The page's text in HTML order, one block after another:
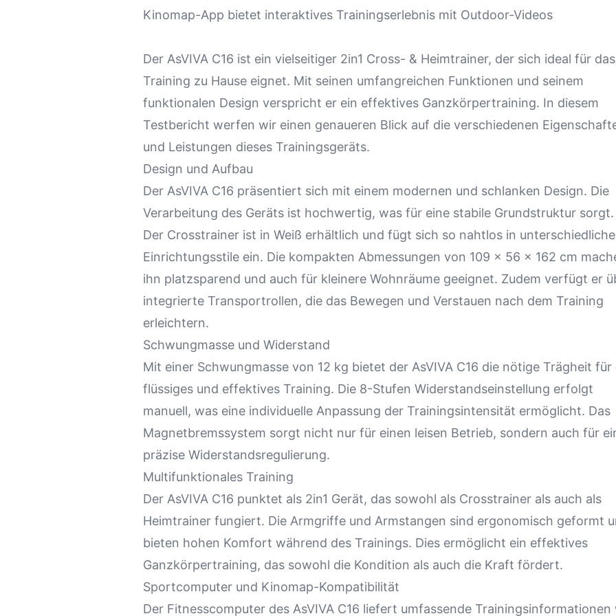
Kinomap-App bietet interaktives Trainingserlebnis mit Outdoor-Videos
Der AsVIVA C16 ist ein vielseitiger 2in1 Cross- & Heimtrainer, der sich ideal für das
Training zu Hause eignet. Mit seinen umfangreichen Funktionen und seinem
funktionalen Design verspricht er ein effektives Ganzkörpertraining. In diesem
Testbericht werfen wir einen genaueren Blick auf die verschiedenen
und Leistungen dieses Trainingsgeräts.
Design und Aufbau
Der AsVIVA C16 präsentiert sich mit einem modernen und schlanken Design. Die
Verarbeitung des Geräts ist hochwertig, was für eine stabile Grundstruktur sorgt.
Der Crosstrainer ist in Weiß erhältlich und fügt sich so nahtlos in unterschiedliche
Einrichtungsstile ein. Die kompakten Abmessungen von 109 x 56 x 162 cm
ihn platzsparend und auch für kleinere Wohnräume geeignet. Zudem verfügt er
integrierte Transportrollen, die das Bewegen und Verstauen nach dem Training
erleichtern.
Schwungmasse und Widerstand
Mit einer Schwungmasse von 12 kg bietet der AsVIVA C16 die nötige Trägheit für
flüssiges und effektives Training. Die 8-Stufen Widerstandseinstellung erfolgt
manuell, was eine individuelle Anpassung der Trainingsintensität ermöglicht. Das
Magnetbremssystem sorgt nicht nur für einen leisen Betrieb, sondern auch für
präzise Widerstandsregulierung.
Multifunktionales Training
Der AsVIVA C16 punktet als 2in1 Gerät, das sowohl als Crosstrainer als auch als
Heimtrainer fungiert. Die Armgriffe und Armstangen sind ergonomisch geformt
bieten hohen Komfort während des Trainings. Dies ermöglicht ein effektives
Ganzkörpertraining, das sowohl die Kondition als auch die Kraft fördert.
Sportcomputer und Kinomap-Kompatibilität
Der Fitnesscomputer des AsVIVA C16 liefert umfassende Trainingsinformationen